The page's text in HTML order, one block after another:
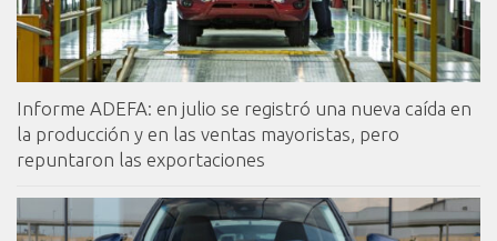
Informe ADEFA: en julio se registró una nueva caída en
la producción y en las ventas mayoristas, pero
repuntaron las exportaciones